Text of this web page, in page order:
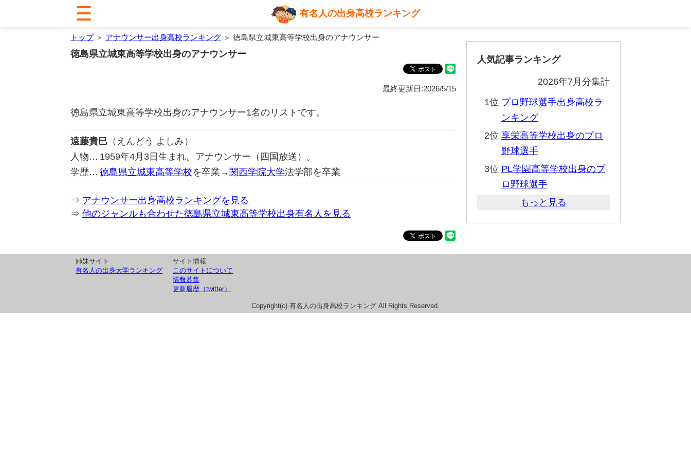
有名人の出身高校ランキング
トップ＞ アナウンサー出身高校ランキング ＞ 徳島県立城東高等学校出身のアナウンサー
徳島県立城東高等学校出身のアナウンサー
最終更新日:2026/5/15
徳島県立城東高等学校出身のアナウンサー1名のリストです。
遠藤貴巳 （えんどう よしみ）
人物… 1959年4月3日生まれ。アナウンサー（四国放送）。
学歴… 徳島県立城東高等学校を卒業→ 関西学院大学法学部を卒業
⇒ アナウンサー出身高校ランキングを見る
⇒ 他のジャンルも合わせた徳島県立城東高等学校出身有名人を見る
人気記事ランキング
2026年7月分集計
1位 プロ野球選手出身高校ラ
ンキング
2位 享栄高等学校出身のプロ
野球選手
3位 PL学園高等学校出身のプ
ロ野球選手
もっと見る
姉妹サイト
有名人の出身大学ランキング
サイト情報
このサイトについて
情報募集
更新履歴（twitter）
Copyright(c) 有名人の出身高校ランキング All Rights Reserved.